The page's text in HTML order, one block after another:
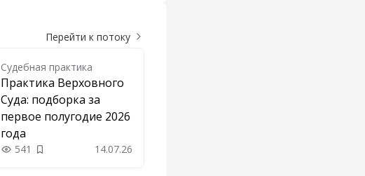
Перейти к потоку
Судебная практика
Практика Верховного
Суда: подборка за
первое полугодие 2026
года
541 Добавить в закладки
14.07.26